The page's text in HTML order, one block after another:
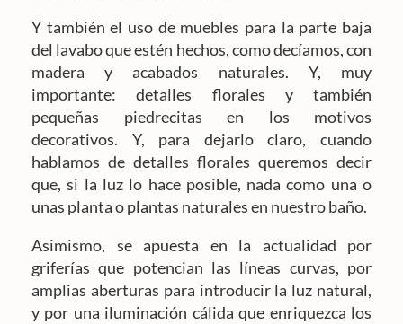
Y también el uso de muebles para la parte baja
del lavabo que estén hechos, como decíamos, con
madera y acabados naturales. Y, muy
importante: detalles florales y también
pequeñas piedrecitas en los motivos
decorativos. Y, para dejarlo claro, cuando
hablamos de detalles florales queremos decir
que, si la luz lo hace posible, nada como una o
unas planta o plantas naturales en nuestro baño.
Asimismo, se apuesta en la actualidad por
griferías que potencian las líneas curvas, por
amplias aberturas para introducir la luz natural,
y por una iluminación cálida que enriquezca los